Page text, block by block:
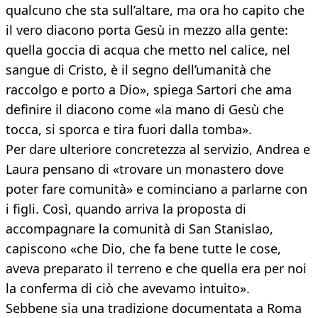
qualcuno che sta sull’altare, ma ora ho capito che
il vero diacono porta Gesù in mezzo alla gente:
quella goccia di acqua che metto nel calice, nel
sangue di Cristo, è il segno dell’umanità che
raccolgo e porto a Dio», spiega Sartori che ama
definire il diacono come «la mano di Gesù che
tocca, si sporca e tira fuori dalla tomba».
Per dare ulteriore concretezza al servizio, Andrea e
Laura pensano di «trovare un monastero dove
poter fare comunità» e cominciano a parlarne con
i figli. Così, quando arriva la proposta di
accompagnare la comunità di San Stanislao,
capiscono «che Dio, che fa bene tutte le cose,
aveva preparato il terreno e che quella era per noi
la conferma di ciò che avevamo intuito».
Sebbene sia una tradizione documentata a Roma